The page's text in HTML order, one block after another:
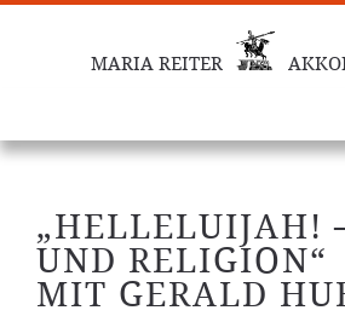
MARIA REITER
„HELLELUIJAH!
UND RELIGION“
MIT GERALD